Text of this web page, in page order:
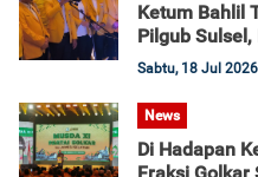
Ketum Bahlil
Pilgub
Sabtu, 18 Jul
News
Di Hadapan